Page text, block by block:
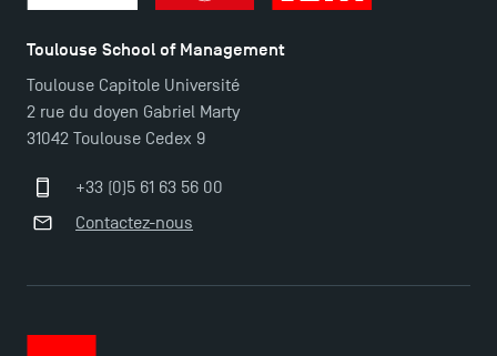
TSM Éducation
Toulouse School of Management
Toulouse Capitole Université
2 rue du doyen Gabriel Marty
31042 Toulouse Cedex 9
+33 (0)5 61 63 56 00
Contactez-nous